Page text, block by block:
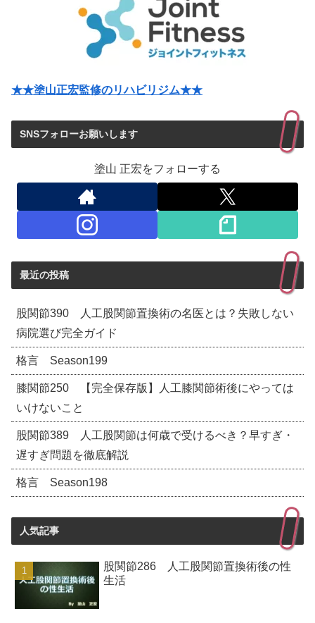
★★塗山正宏監修のリハビリジム★★
SNSフォローお願いします
塗山 正宏をフォローする
最近の投稿
股関節390 人工股関節置換術の名医とは？失敗しない
病院選び完全ガイド
格言 Season199
膝関節250 【完全保存版】人工膝関節術後にやっては
いけないこと
股関節389 人工股関節は何歳で受けるべき？早すぎ・
遅すぎ問題を徹底解説
格言 Season198
人気記事
股関節286 人工股関節置換術後の性
生活